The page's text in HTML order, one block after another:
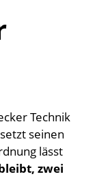
Technik
seinen
lässt
zwei